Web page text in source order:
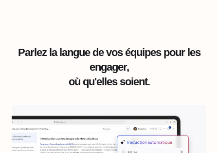
Parlez la langue de vos équipes pour les
engager,
où qu'elles soient.